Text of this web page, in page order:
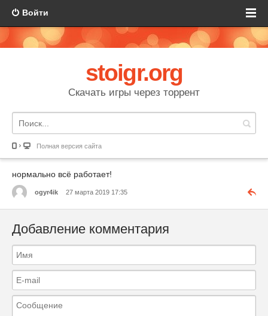
Войти
stoigr.org
Скачать игры через торрент
Полная версия сайта
нормально всё работает!
ogyr4ik 27 марта 2019 17:35
Добавление комментария